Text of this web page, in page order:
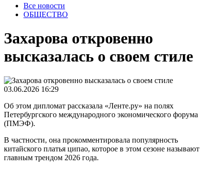
Все новости
ОБЩЕСТВО
Захарова откровенно
высказалась о своем стиле
03.06.2026 16:29
Об этом дипломат рассказала «Ленте.ру» на полях
Петербургского международного экономического форума
(ПМЭФ).
В частности, она прокомментировала популярность
китайского платья ципао, которое в этом сезоне называют
главным трендом 2026 года.